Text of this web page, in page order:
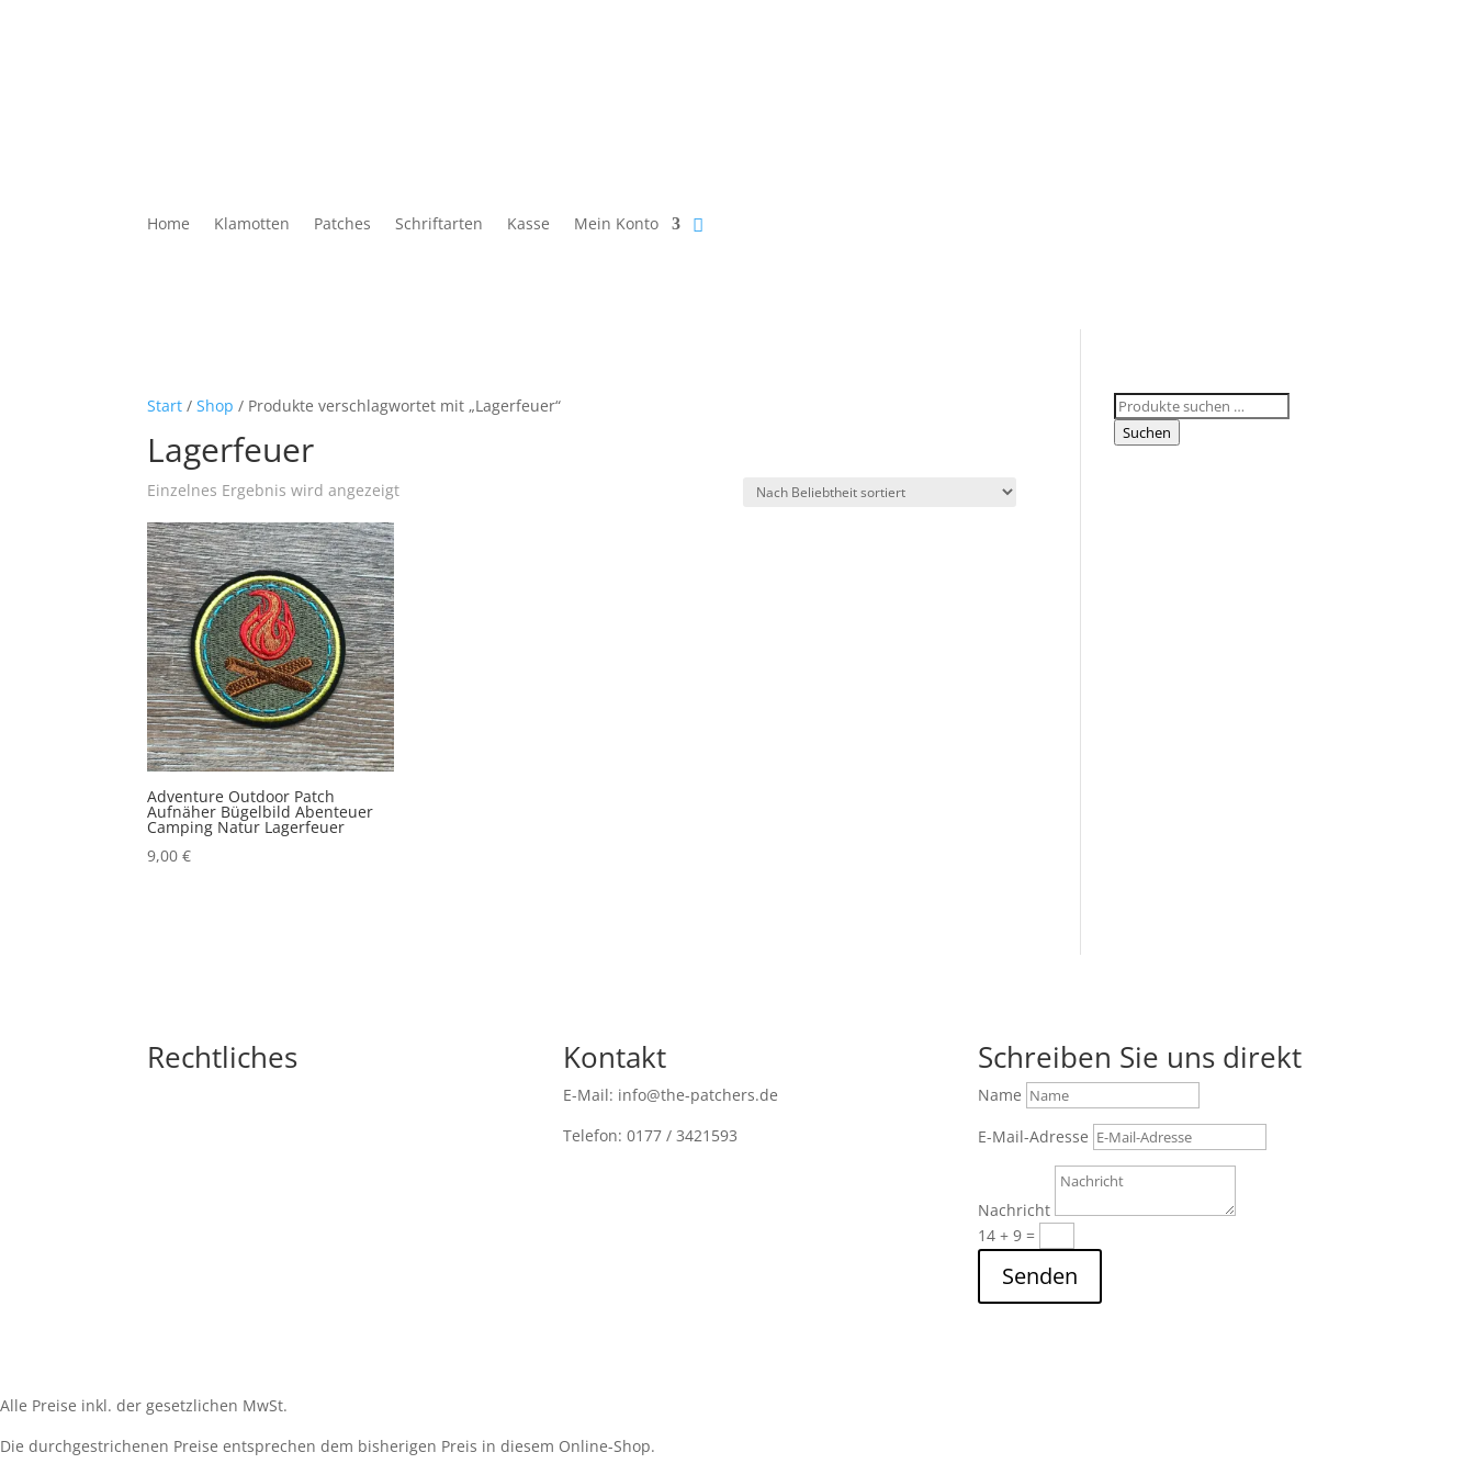
Home Klamotten Patches Schriftarten Kasse Mein Konto
Start /Shop / Produkte verschlagwortet mit „Lagerfeuer“
Lagerfeuer
Einzelnes Ergebnis wird angezeigt
Adventure Outdoor Patch
Aufnäher Bügelbild Abenteuer
Camping Natur Lagerfeuer
9,00€
Suchen
nach:
Suchen
Rechtliches Kontakt
E-Mail: info@the-patchers.de
Telefon: 0177 / 3421593
Schreiben Sie uns direkt
Name
E-Mail-Adresse
Nachricht
14 + 9=
Senden
Alle Preise inkl. der gesetzlichen MwSt.
Die durchgestrichenen Preise entsprechen dem bisherigen Preis in diesem Online-Shop.